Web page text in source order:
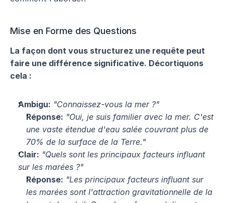
Mise en Forme des Questions
La façon dont vous structurez une requête peut
faire une différence significative. Décortiquons
cela :
Ambigu: "Connaissez-vous la mer ?"
Réponse: "Oui, je suis familier avec la mer. C'est
une vaste étendue d'eau salée couvrant plus de
70% de la surface de la Terre."
Clair: "Quels sont les principaux facteurs influant
sur les marées ?"
Réponse: "Les principaux facteurs influant sur
les marées sont l'attraction gravitationnelle de la